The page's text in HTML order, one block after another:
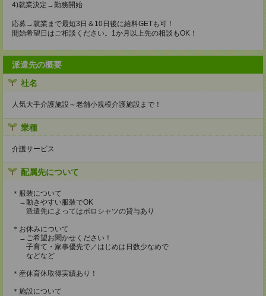
4)就業決定→勤務開始
応募→就業まで最短3日＆10日後に給料GETも可！
開始希望日はご相談ください。1か月以上先の相談もOK！
派遣先の概要
社名
人気大手介護施設～老舗小規模介護施設まで！
業種
介護サービス
配属先について
＊服装について
→動きやすい服装でOK
派遣先によってはポロシャツの貸与あり
＊お休みについて
→ご希望お聞かせください！
子育て・家事優先で／はじめは日数少なめで
などなど
＊産休育休取得実績あり！
＊施設について